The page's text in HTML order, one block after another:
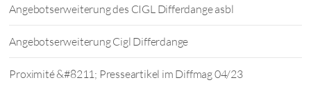
Angebotserweiterung des CIGL Differdange asbl
Angebotserweiterung Cigl Differdange
Proximité &#8211; Presseartikel im Diffmag 04/23